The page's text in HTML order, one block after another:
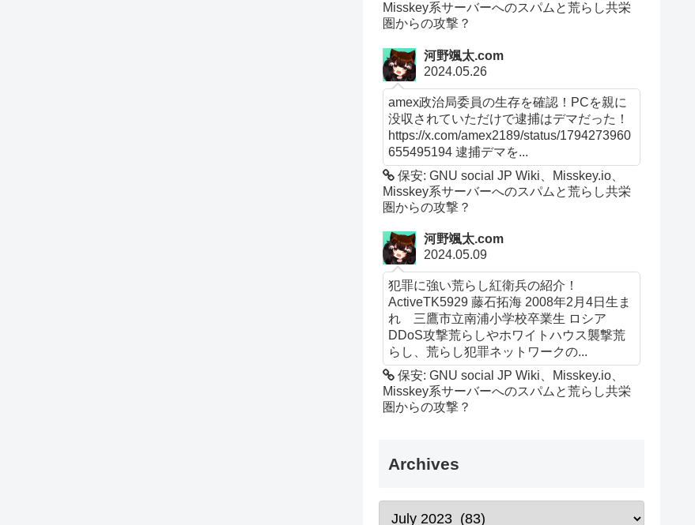
Misskey系サーバーへのスパムと荒らし共栄
圏からの攻撃？
河野颯太.com
2024.05.26
amex政治局委員の生存を確認！PCを親に
没収されていただけで逮捕はデマだった！
https://x.com/amex2189/status/1794273960
655495194 逮捕デマを...
保安: GNU social JP Wiki、Misskey.io、
Misskey系サーバーへのスパムと荒らし共栄
圏からの攻撃？
河野颯太.com
2024.05.09
犯罪に強い荒らし紅衛兵の紹介！
ActiveTK5929 藤石拓海 2008年2月4日生ま
れ 三鷹市立南浦小学校卒業生 ロシア
DDoS攻撃荒らしやホワイトハウス襲撃荒
らし、荒らし犯罪ネットワークの...
保安: GNU social JP Wiki、Misskey.io、
Misskey系サーバーへのスパムと荒らし共栄
圏からの攻撃？
Archives